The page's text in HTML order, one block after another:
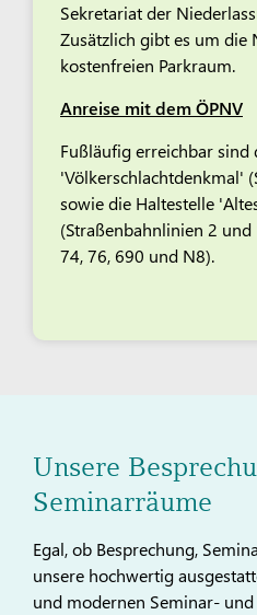
Sekretariat der
Zusätzlich gibt es um die
kostenfreien Parkraum.
Anreise mit dem ÖPNV
Fußläufig erreichbar sind
'Völkerschlachtdenkmal'
sowie die Haltestelle
(Straßenbahnlinien 2
74, 76, 690 und N8).
Unsere
Seminarräume
Egal, ob Besprechung,
unsere hochwertig
und modernen Seminar-